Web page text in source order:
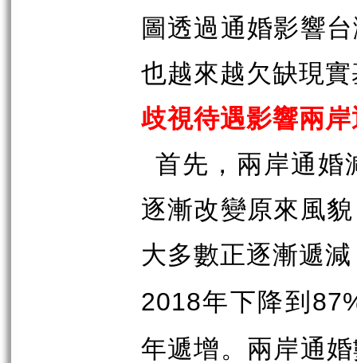
圖透過通婚影響
也越來越欠缺現
歧視待遇影響兩
首先，兩岸通婚
逐漸改變原來風
大多數正逐漸遞
2018年下降到
年遞增。兩岸通